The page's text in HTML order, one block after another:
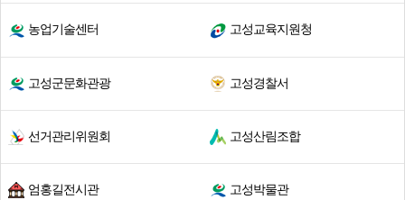
농업기술센터 고성교육지원청
고성군문화관광 고성경찰서
선거관리위원회 고성산림조합
엄홍길전시관 고성박물관